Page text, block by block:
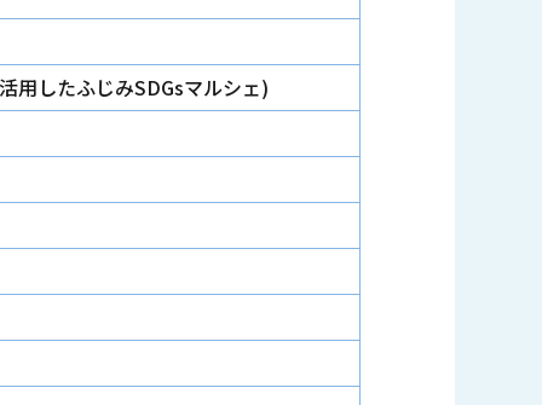
用したふじみSDGsマルシェ)